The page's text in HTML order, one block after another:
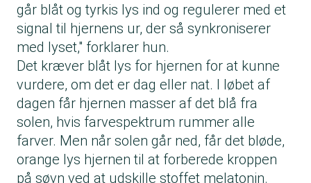
går blåt og tyrkis lys ind og regulerer med et
signal til hjernens ur, der så synkroniserer
med lyset," forklarer hun.
Det kræver blåt lys for hjernen for at kunne
vurdere, om det er dag eller nat. I løbet af
dagen får hjernen masser af det blå fra
solen, hvis farvespektrum rummer alle
farver. Men når solen går ned, får det bløde,
orange lys hjernen til at forberede kroppen
på søvn ved at udskille stoffet melatonin.